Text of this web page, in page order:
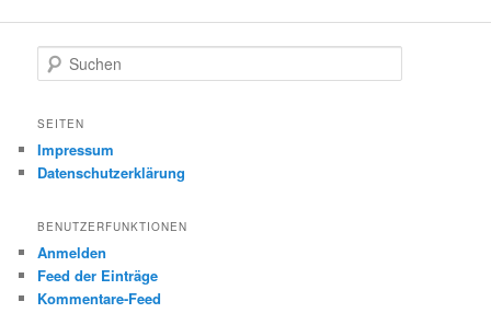
u
h
n
SEITEN
Impressum
Datenschutzerklärung
BENUTZERFUNKTIONEN
Anmelden
Feed der Einträge
Kommentare-Feed